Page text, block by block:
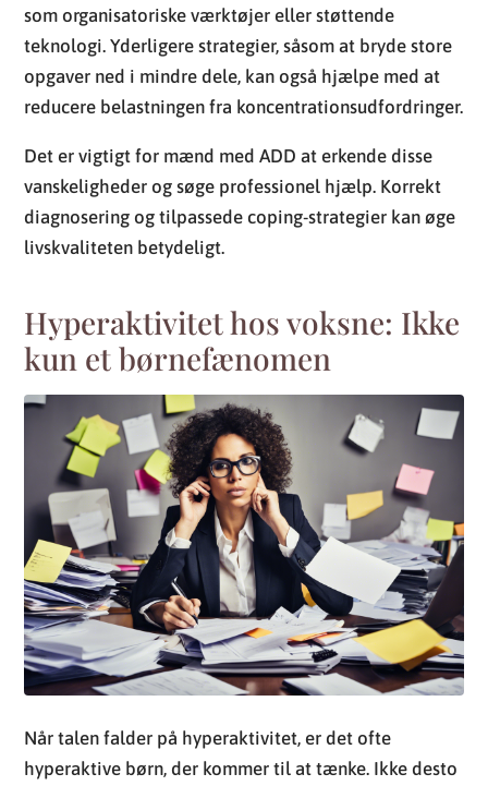
som organisatoriske værktøjer eller støttende
teknologi. Yderligere strategier, såsom at bryde store
opgaver ned i mindre dele, kan også hjælpe med at
reducere belastningen fra koncentrationsudfordringer.
Det er vigtigt for mænd med ADD at erkende disse
vanskeligheder og søge professionel hjælp. Korrekt
diagnosering og tilpassede coping-strategier kan øge
livskvaliteten betydeligt.
Hyperaktivitet hos voksne: Ikke
kun et børnefænomen
Når talen falder på hyperaktivitet, er det ofte
hyperaktive børn, der kommer til at tænke. Ikke desto